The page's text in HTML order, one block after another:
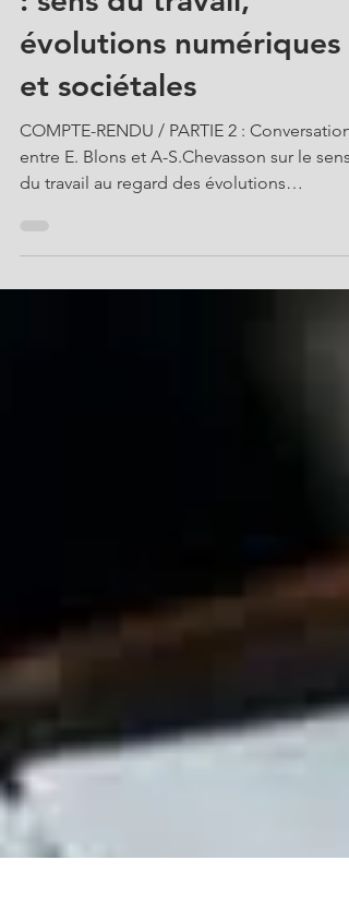
Emmanuelle Blons et
Anne-Sophie Chevasson
: sens du travail,
évolutions numériques
et sociétales
entre E. Blons et A-S.Chevasson sur le sens
du travail au regard des évolutions